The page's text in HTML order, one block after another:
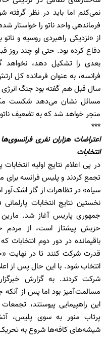
نمی‌کنم اما باید در نظر
فرماندهی واحد ناتو را خواستار
از «نزدیکی راهبردی روسیه و
دفاع کرده بود. حتی او چند روز
بعدی را تشکیل دهد، نخواهد
فرانسه، به عنوان فرمانده کل
سال قبل هم گفته بود جنگ انرژی
مسائل نشان می‌دهد شکست
منجر خواهد شد که به تضعیف
***
اعتراضات هزاران نفری
انتخابات
در پی اعلام نتایج اولیه
تجمع کردند و پلیس فرانسه
سیاه» در تظاهرات از گاز اشک‌آور
نخستین نتایج انتخابات
جمهوری پاریس آغاز شد.
حزبش پیشتاز است، از مردم
باقیمانده در دور دوم انتخابات
قدرت شرکت کنند تا در نهایت
انتخاب شود. با این حال پس از
شرکت کردند. به گزارش
مسالمت‌آمیز بود اما پس از آنکه
این راهپیمایی پیوستند،
پرتاب منور به سوی پلیس،
شیشه‌های کافه‌ها شروع به